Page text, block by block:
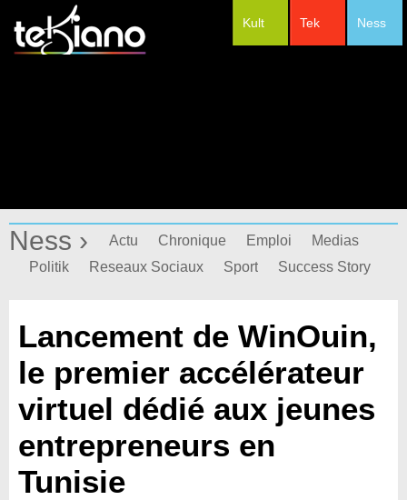
Ness
Tek
Kult
Ness › Actu Chronique Emploi
Medias
Politik
Reseaux Sociaux Sport Success Story
Lancement de WinOuin,
le premier accélérateur
virtuel dédié aux jeunes
entrepreneurs en
Tunisie